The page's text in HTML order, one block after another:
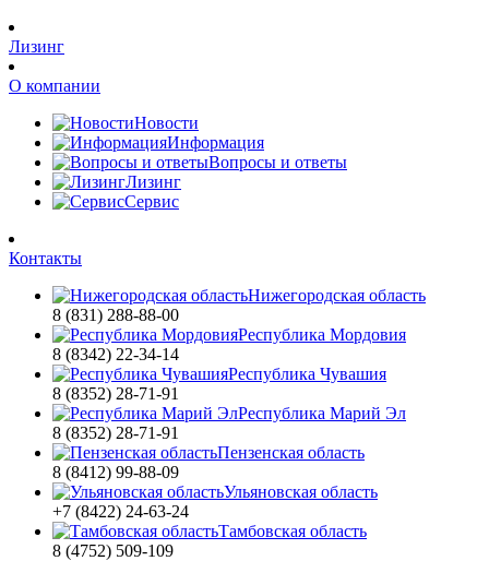
Лизинг
О компании
Новости
Информация
Вопросы и ответы
Лизинг
Сервис
Контакты
Нижегородская область
8 (831) 288-88-00
Республика Мордовия
8 (8342) 22-34-14
Республика Чувашия
8 (8352) 28-71-91
Республика Марий Эл
8 (8352) 28-71-91
Пензенская область
8 (8412) 99-88-09
Ульяновская область
+7 (8422) 24-63-24
Тамбовская область
8 (4752) 509-109